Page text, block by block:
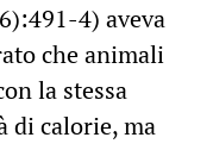
4) aveva
che animali
la stessa
di calorie, ma